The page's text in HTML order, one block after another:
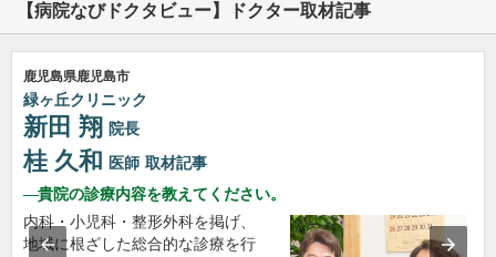
【病院なびドクタビュー】ドクター取材記事
鹿児島県鹿児島市
緑ヶ丘クリニック
新田 翔 院長
桂 久和 医師 取材記事
貴院の診療内容を教えてください。
内科・小児科・整形外科を掲げ、
地域に根ざした総合的な診療を行